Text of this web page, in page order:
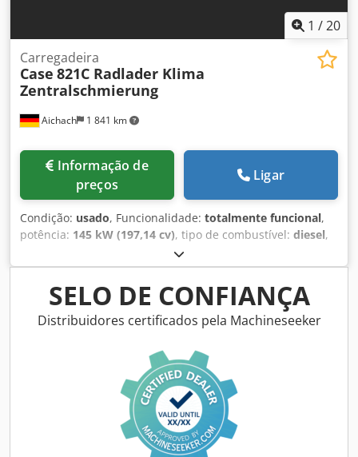
1 /20
Aichach 1 841 km
Carregadeira
Case 821C Radlader Klima
Zentralschmierung
preços
Ligar
Condição: usado, Funcionalidade: totalmente funcional,
potência: 145 kW (197,14 cv), tipo de combustível: diesel,
18 000 kg
2000, horas de funcionamento:8 000 h, Equipamento:ar
condicionado, cabina, sistema centralizada de
lubrificação, Case 821C Carregadeira de rodas Ano de
fabricação: 2000 8.000 horas 145 kW Crjdpfjy Uxt Sox Aa
lubrificação central Pneus 23,5R25
SELO DE CONFIANÇA
Distribuidores certificados pela Machineseeker